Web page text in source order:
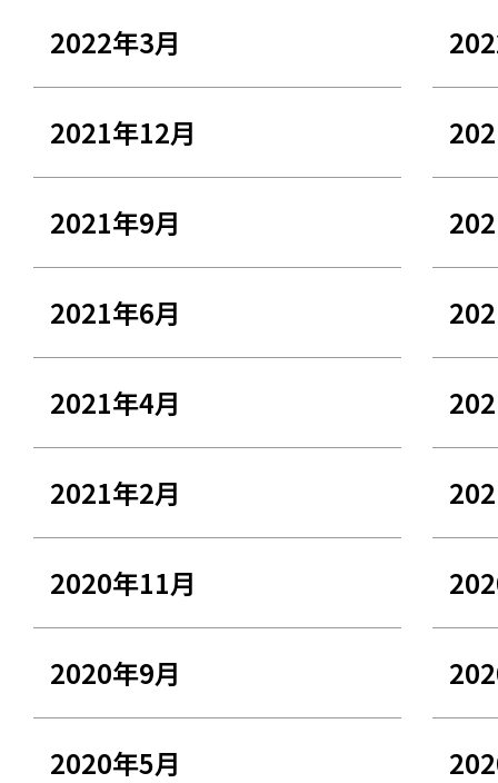
2022年3月
2021年12月
2021年9月
2021年6月
2021年4月
2021年2月
2020年11月
2020年9月
2020年5月